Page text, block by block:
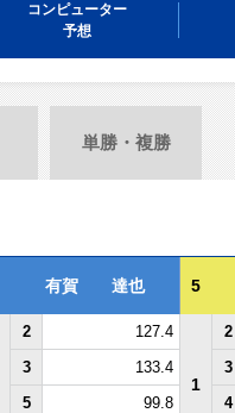
コンピューター
予想
単勝・複勝
有賀 達也 5
2 127.4
1
2
3 133.4 3
5 99.8 4